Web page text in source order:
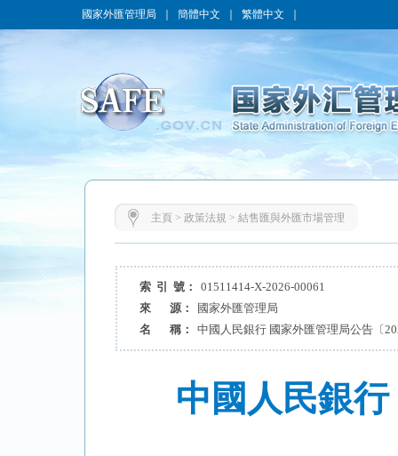
國家外匯管理局 簡體中文 繁體中文
主頁 > 政策法規 > 結售匯與外匯市場管理
索 引 號：
01511414-X-2026-00061
來 源：
國家外匯管理局
名 稱：
中國人民銀行 國家外匯管理局公告〔
中國人民銀